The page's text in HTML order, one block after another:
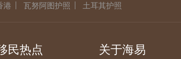
港 瓦努阿图护照 土耳其护照
民热点 关于海易